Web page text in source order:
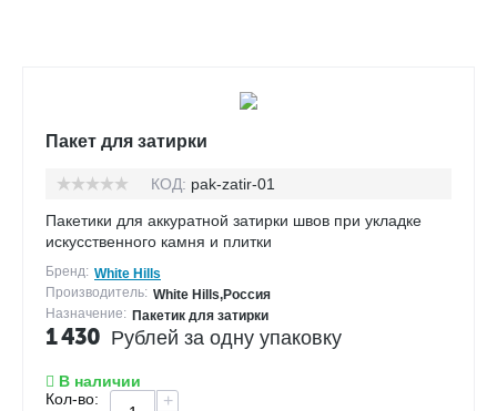
Пакет для затирки
КОД: pak-zatir-01
Пакетики для аккуратной затирки швов при укладке
искусственного камня и плитки
Бренд: White Hills
Производитель: White Hills,Россия
Назначение: Пакетик для затирки
1 430 Рублей за одну упаковку
В наличии
Кол-во:
+